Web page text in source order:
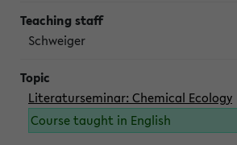
Schweiger
Literaturseminar: Chemical Ecology
Course taught in English